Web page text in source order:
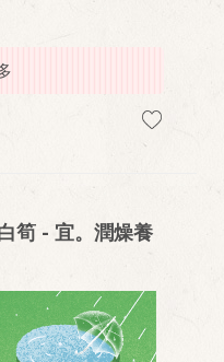
筍 - 宜。潤燥養